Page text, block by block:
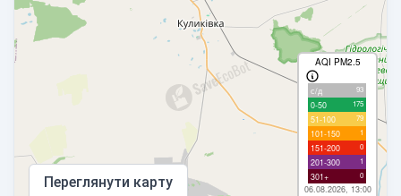
AQI PM2.5
с/д 93
0-50 175
51-100 79
101-150 1
151-200 0
201-300 1
301+ 0
06.08.2026, 13:00
Переглянути карту